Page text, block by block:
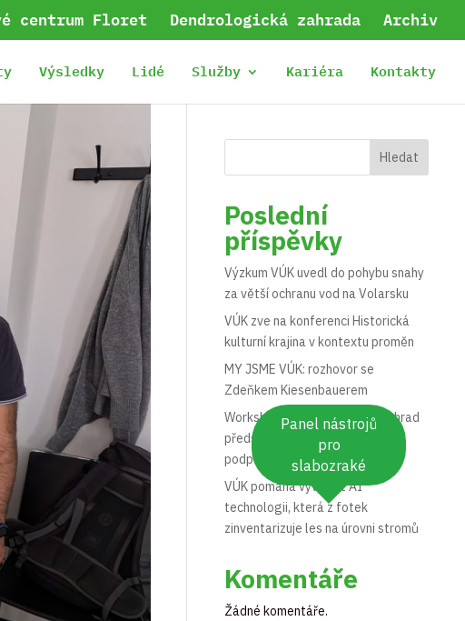
Panel nástrojů
pro
slabozraké
centrum Floret Dendrologická zahrada Archiv
Výsledky Lidé Služby Kariéra Kontakty
Hledat
Poslední
příspěvky
Výzkum VÚK uvedl do pohybu snahy
za větší ochranu vod na Volarsku
VÚK zve na konferenci Historická
kulturní krajina v kontextu proměn
MY JSME VÚK: rozhovor se
Zdeňkem Kiesenbauerem
Workshop Opylovači našich zahrad
představil praktická opatření na
podporu hmyzu
VÚK pomáhá vyvinout AI
technologii, která z fotek
zinventarizuje les na úrovni stromů
Komentáře
Žádné komentáře.